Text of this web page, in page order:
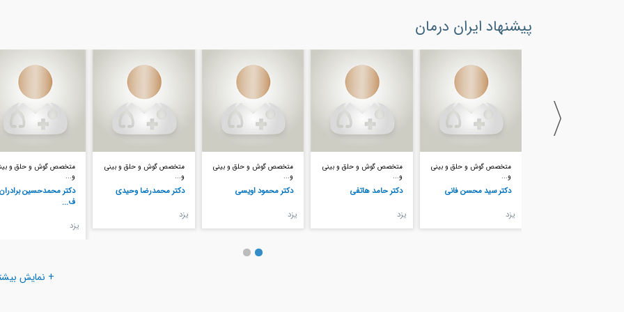
پیشنهاد ایران درمان
متخصص گوش و حلق و بینی
و...
دکتر حامد هاتفی
يزد
متخصص گوش و حلق و بینی
و...
دکتر محمود اویسی
يزد
متخصص گوش و حلق و بینی
و...
دکتر محمدرضا وحیدی
يزد
متخصص گوش و حلق و بینی
و...
دکتر محمدحسین برادران
متخصص گوش و حلق و
و...
دکتر سهیلا نیک اخلاق
+ نمایش